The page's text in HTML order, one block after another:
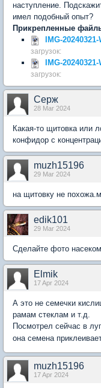
наступление.
имел подобный опыт?
Прикрепленные
IMG-
загрузок:
IMG-
загрузок:
Серж
28 Mar 2024
Какая-то щитовка или
конфидор с
muzh15196
29 Mar 2024
на щитовку не
edik101
29 Mar 2024
Сделайте фото
Elmik
17 Apr 2024
А это не семечки
рамам стеклам и т.д.
Посмотрел сейчас в
она семена
muzh15196
17 Apr 2024